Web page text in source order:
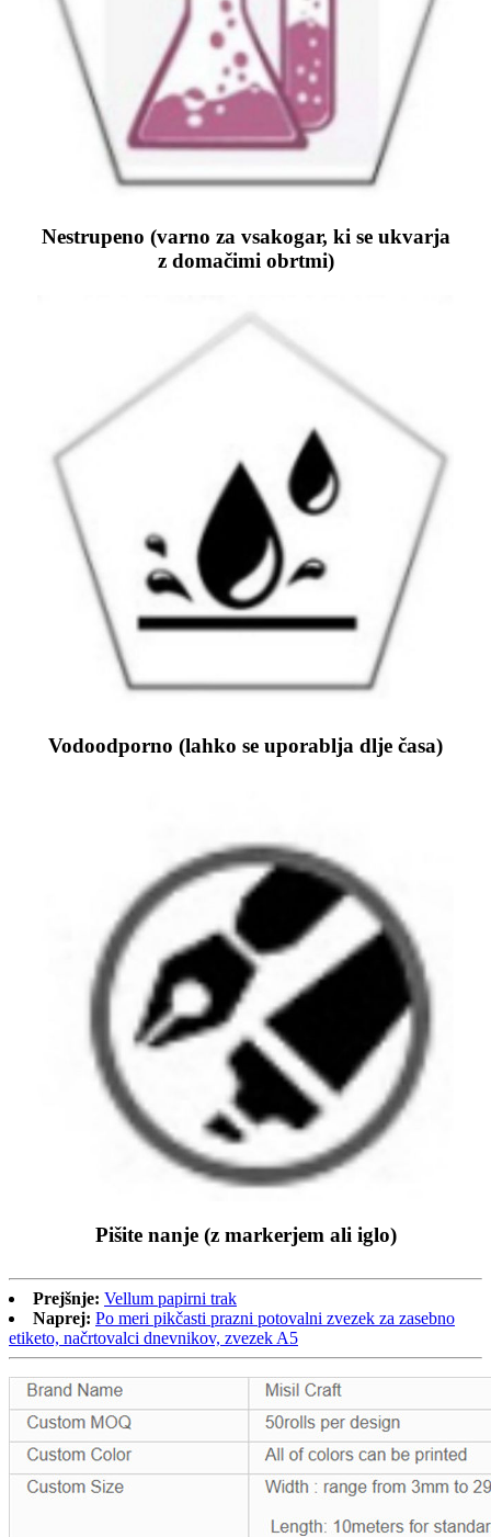
Nestrupeno (varno za vsakogar, ki se ukvarja
z domačimi obrtmi)
Vodoodporno (lahko se uporablja dlje časa)
Pišite nanje (z markerjem ali iglo)
Prejšnje: Vellum papirni trak
Naprej: Po meri pikčasti prazni potovalni zvezek za zasebno
etiketo, načrtovalci dnevnikov, zvezek A5